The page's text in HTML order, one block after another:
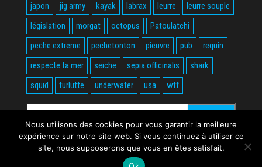
japon
jig army kayak labrax leurre
leurre souple
législation
morgat octopus
Patoulatchi
peche extreme
pechetonton pieuvre pub
requin
respecte ta mer
seiche sepia officinalis
shark
squid
turlutte underwater usa wtf
Rechercher :
Nous utilisons des cookies pour vous garantir la meilleure
expérience sur notre site web. Si vous continuez à utiliser ce
site, nous supposerons que vous en êtes satisfait.